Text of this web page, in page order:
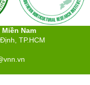
Nam
TP.HCM